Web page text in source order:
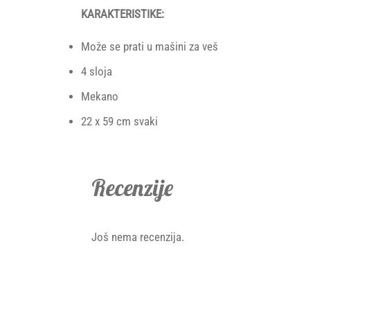
KARAKTERISTIKE:
Može se prati u mašini za veš
4 sloja
Mekano
22 x 59 cm svaki
Recenzije
Još nema recenzija.